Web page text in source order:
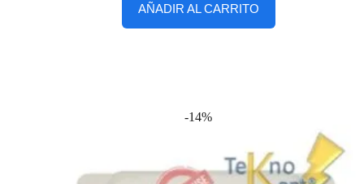
AÑADIR AL CARRITO
-14%